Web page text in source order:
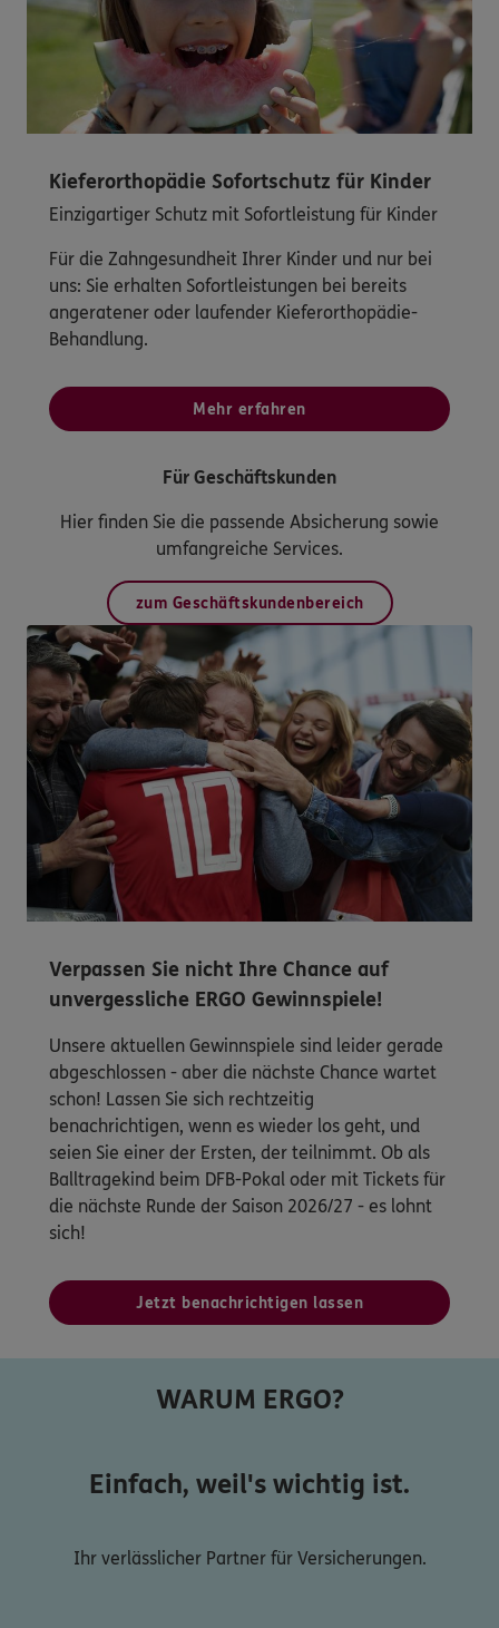
Kieferorthopädie Sofortschutz für Kinder
Einzigartiger Schutz mit Sofortleistung für Kinder
Für die Zahngesundheit Ihrer Kinder und nur bei
uns: Sie erhalten Sofortleistungen bei bereits
angeratener oder laufender Kieferorthopädie-
Behandlung.
Mehr erfahren
Für Geschäftskunden
Hier finden Sie die passende Absicherung sowie
umfangreiche Services.
zum Geschäftskundenbereich
Verpassen Sie nicht Ihre Chance auf
unvergessliche ERGO Gewinnspiele!
Unsere aktuellen Gewinnspiele sind leider gerade
abgeschlossen - aber die nächste Chance wartet
schon! Lassen Sie sich rechtzeitig
benachrichtigen, wenn es wieder los geht, und
seien Sie einer der Ersten, der teilnimmt. Ob als
Balltragekind beim DFB-Pokal oder mit Tickets für
die nächste Runde der Saison 2026/27 - es lohnt
sich!
Jetzt benachrichtigen lassen
WARUM ERGO?
Einfach, weil's wichtig ist.
Ihr verlässlicher Partner für Versicherungen.